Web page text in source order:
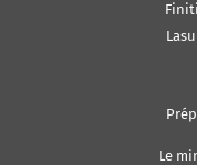
Le